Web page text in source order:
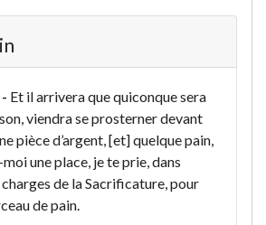
- Et il arrivera que quiconque sera
viendra se prosterner devant
pièce d’argent, [et] quelque pain,
une place, je te prie, dans
charges de la Sacrificature, pour
de pain.